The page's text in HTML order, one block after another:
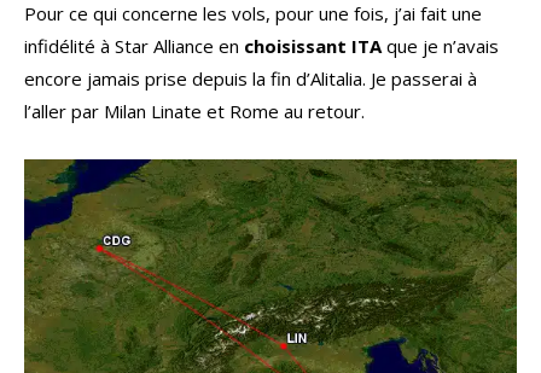
Pour ce qui concerne les vols, pour une fois, j’ai fait une
infidélité à Star Alliance en choisissant ITAque je n’avais
encore jamais prise depuis la fin d’Alitalia. Je passerai à
l’aller par Milan Linate et Rome au retour.